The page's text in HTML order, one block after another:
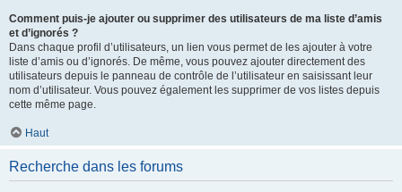
Comment puis-je ajouter ou supprimer des utilisateurs de ma liste d’amis
et d’ignorés ?
Dans chaque profil d’utilisateurs, un lien vous permet de les ajouter à votre
liste d’amis ou d’ignorés. De même, vous pouvez ajouter directement des
utilisateurs depuis le panneau de contrôle de l’utilisateur en saisissant leur
nom d’utilisateur. Vous pouvez également les supprimer de vos listes depuis
cette même page.
Haut
Recherche dans les forums